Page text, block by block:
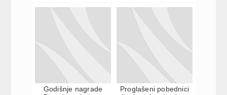
Godišnje nagrade
Proglašeni pobednici